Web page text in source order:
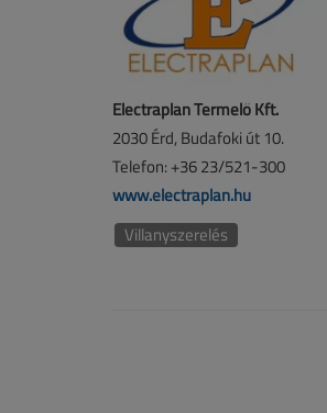
Electraplan Termelő Kft.
2030 Érd, Budafoki út 10.
Telefon: +36 23/521-300
www.electraplan.hu
Villanyszerelés